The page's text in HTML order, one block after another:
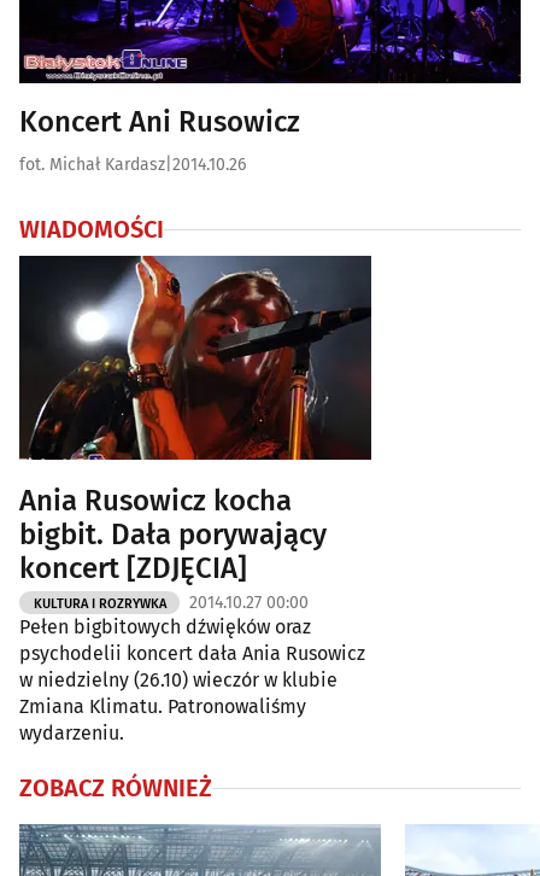
Koncert Ani Rusowicz
fot. Michał Kardasz 2014.10.26
WIADOMOŚCI
Ania Rusowicz kocha
bigbit. Dała porywający
koncert [ZDJĘCIA]
KULTURA I ROZRYWKA 2014.10.27 00:00
Pełen bigbitowych dźwięków oraz
psychodelii koncert dała Ania Rusowicz
w niedzielny (26.10) wieczór w klubie
Zmiana Klimatu. Patronowaliśmy
wydarzeniu.
ZOBACZ RÓWNIEŻ